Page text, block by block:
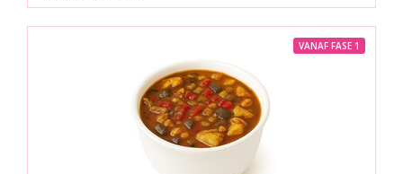
VANAF FASE 1